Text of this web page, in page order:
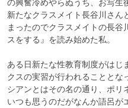
の興奮冷めやらぬうち、お写生
新たなクラスメイト長谷川さん
まったのでクラスメイトの長
スをする』を読み始めた私。
ある日新たな性教育制度がはじ
クスの実習が行われることとな
シアンとはその名の通り、ポ
いつも思うのだがなんか語呂が